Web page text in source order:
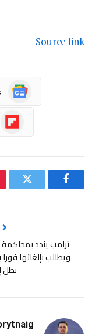
Source link
فيسبوك تويتر
ترامب يندد بمحاكمة
ويطالب بإلغائها فورا
بطل